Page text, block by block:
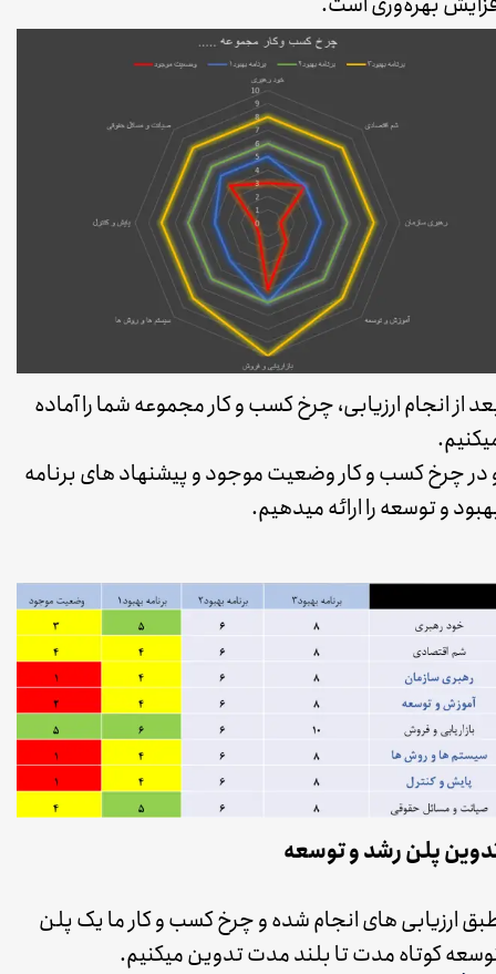
از انجام ارزیابی، چرخ کسب و کار مجموعه شما را آماده
در چرخ کسب و کار وضعیت موجود و پیشنهاد های برنامه
و توسعه را ارائه میدهیم.
پلن رشد و توسعه
ارزیابی های انجام شده و چرخ کسب و کار ما یک پلن
کوتاه مدت تا بلند مدت تدوین میکنیم.